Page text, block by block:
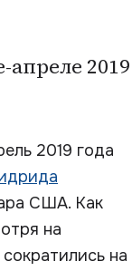
2019
2019 года
США. Как
на
на